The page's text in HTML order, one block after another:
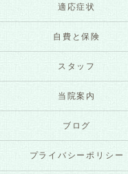
適応症状
自費と保険
スタッフ
当院案内
ブログ
プライバシーポリシー